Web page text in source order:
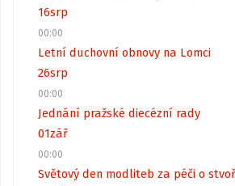
16srp
00:00
Letní duchovní obnovy na Lomci
26srp
00:00
Jednání pražské diecézní rady
01zář
00:00
Světový den modliteb za péči o